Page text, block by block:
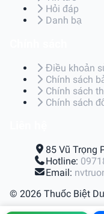
Hỏi đáp
Danh bạ
Điều khoản
Chính sách
Chính sách
Chính sách
85 Vũ Trọng
Hotline:
Email:
© 2026 Thuốc Biệt